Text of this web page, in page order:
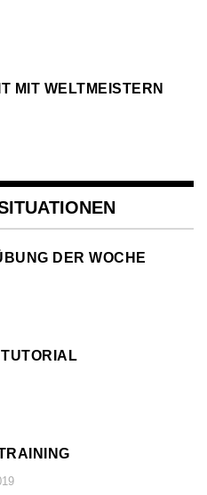
MIT WELTMEISTERN
DER WOCHE (